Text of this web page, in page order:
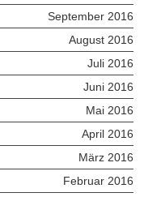
September 2016
August 2016
Juli 2016
Juni 2016
Mai 2016
April 2016
März 2016
Februar 2016